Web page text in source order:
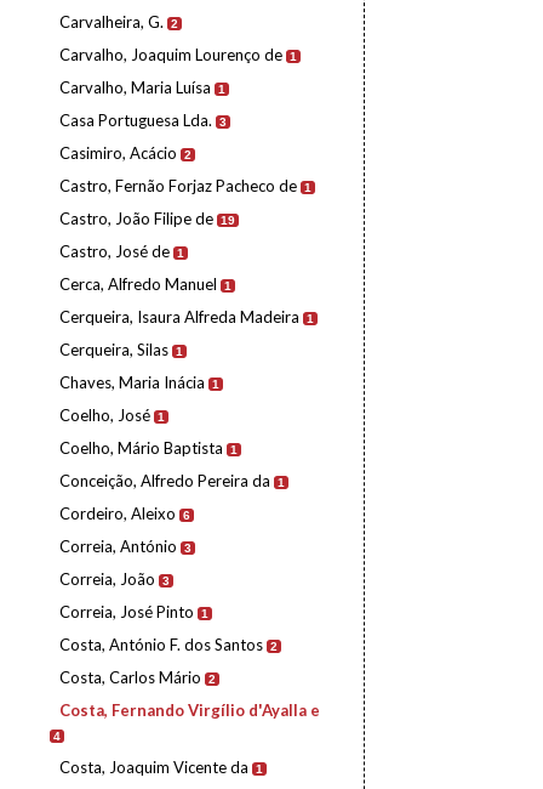
Carvalheira, G. 2
Carvalho, Joaquim Lourenço de 1
Carvalho, Maria Luísa 1
Casa Portuguesa Lda. 3
Casimiro, Acácio 2
Castro, Fernão Forjaz Pacheco de 1
Castro, João Filipe de 19
Castro, José de 1
Cerca, Alfredo Manuel 1
Cerqueira, Isaura Alfreda Madeira 1
Cerqueira, Silas 1
Chaves, Maria Inácia 1
Coelho, José 1
Coelho, Mário Baptista 1
Conceição, Alfredo Pereira da 1
Cordeiro, Aleixo 6
Correia, António 3
Correia, João 3
Correia, José Pinto 1
Costa, António F. dos Santos 2
Costa, Carlos Mário 2
Costa, Fernando Virgílio d'Ayalla e
4
Costa, Joaquim Vicente da 1